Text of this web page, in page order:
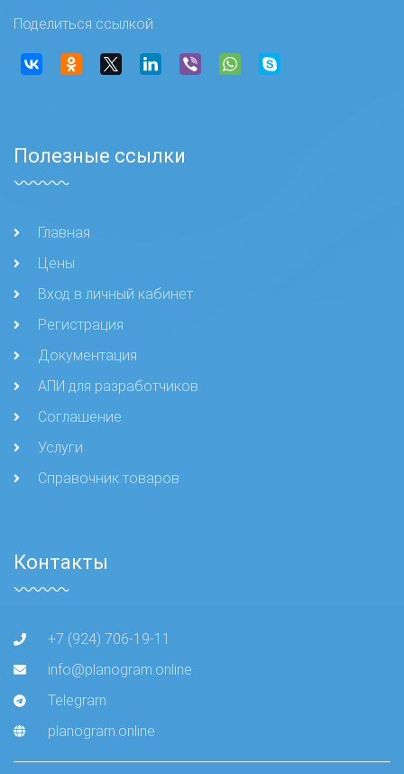
Поделиться ссылкой
Полезные ссылки
Главная
Цены
Вход в личный кабинет
Регистрация
Документация
АПИ для разработчиков
Соглашение
Услуги
Справочник товаров
Контакты
+7 (924) 706-19-11
info@planogram.online
Telegram
planogram.online